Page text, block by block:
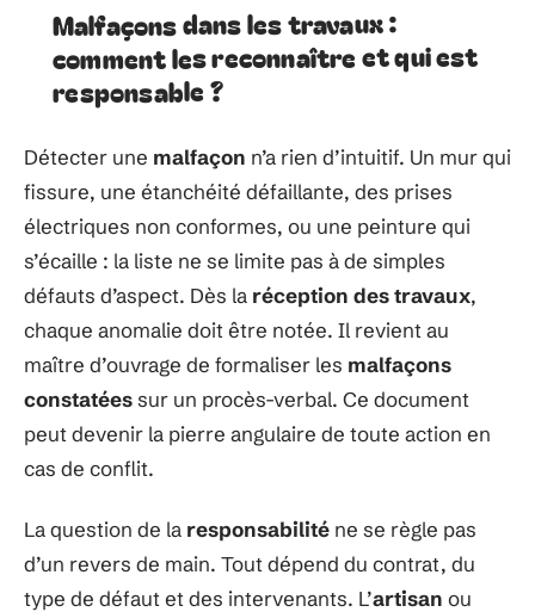
Malfaçons dans les travaux :
comment les reconnaître et qui est
responsable ?
Détecter une malfaçon n’a rien d’intuitif. Un mur qui
fissure, une étanchéité défaillante, des prises
électriques non conformes, ou une peinture qui
s’écaille : la liste ne se limite pas à de simples
défauts d’aspect. Dès la réception des travaux,
chaque anomalie doit être notée. Il revient au
maître d’ouvrage de formaliser les malfaçons
constatéessur un procès-verbal. Ce document
peut devenir la pierre angulaire de toute action en
cas de conflit.
La question de la responsabilité ne se règle pas
d’un revers de main. Tout dépend du contrat, du
type de défaut et des intervenants. L’artisan ou